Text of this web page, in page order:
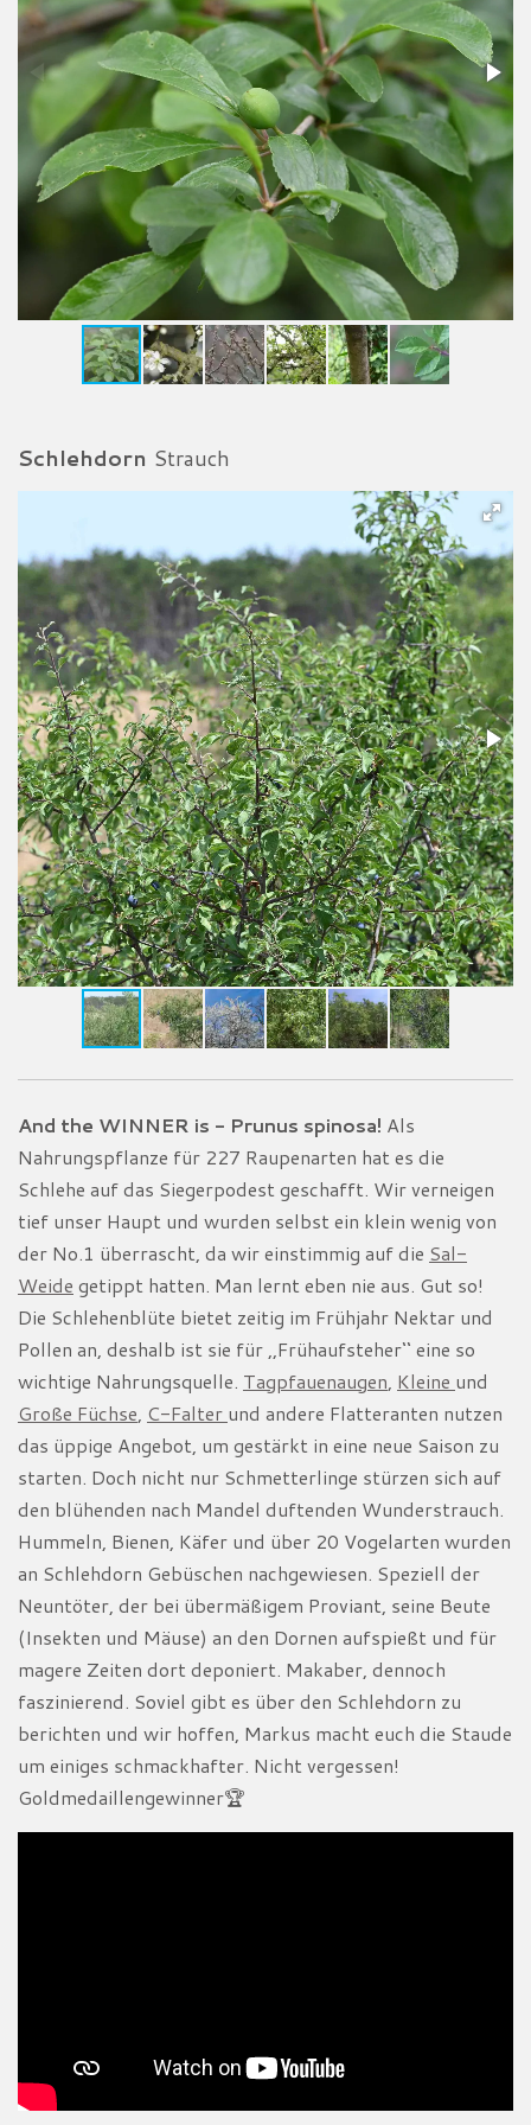
Schlehdorn Strauch
And the WINNER is - Prunus spinosa! Als
Nahrungspflanze für 227 Raupenarten hat es die
Schlehe auf das Siegerpodest geschafft. Wir verneigen
tief unser Haupt und wurden selbst ein klein wenig von
der No.1 überrascht, da wir einstimmig auf die Sal-
Weide getippt hatten. Man lernt eben nie aus. Gut so!
Die Schlehenblüte bietet zeitig im Frühjahr Nektar und
Pollen an, deshalb ist sie für ,,Frühaufsteher‘‘ eine so
wichtige Nahrungsquelle. Tagpfauenaugen, Kleine und
Große Füchse, C-Falter und andere Flatteranten nutzen
das üppige Angebot, um gestärkt in eine neue Saison zu
starten. Doch nicht nur Schmetterlinge stürzen sich auf
den blühenden nach Mandel duftenden Wunderstrauch.
Hummeln, Bienen, Käfer und über 20 Vogelarten wurden
an Schlehdorn Gebüschen nachgewiesen. Speziell der
Neuntöter, der bei übermäßigem Proviant, seine Beute
(Insekten und Mäuse) an den Dornen aufspießt und für
magere Zeiten dort deponiert. Makaber, dennoch
faszinierend. Soviel gibt es über den Schlehdorn zu
berichten und wir hoffen, Markus macht euch die Staude
um einiges schmackhafter. Nicht vergessen!
Goldmedaillengewinner🏆